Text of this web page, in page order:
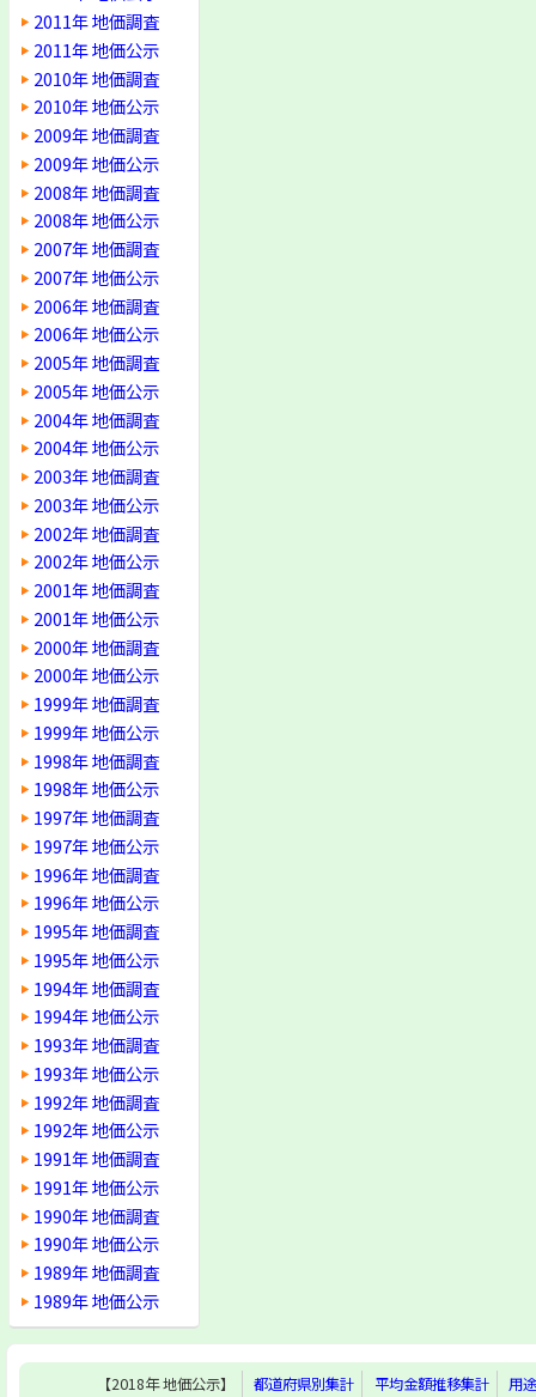
2011年 地価調査
2011年 地価公示
2010年 地価調査
2010年 地価公示
2009年 地価調査
2009年 地価公示
2008年 地価調査
2008年 地価公示
2007年 地価調査
2007年 地価公示
2006年 地価調査
2006年 地価公示
2005年 地価調査
2005年 地価公示
2004年 地価調査
2004年 地価公示
2003年 地価調査
2003年 地価公示
2002年 地価調査
2002年 地価公示
2001年 地価調査
2001年 地価公示
2000年 地価調査
2000年 地価公示
1999年 地価調査
1999年 地価公示
1998年 地価調査
1998年 地価公示
1997年 地価調査
1997年 地価公示
1996年 地価調査
1996年 地価公示
1995年 地価調査
1995年 地価公示
1994年 地価調査
1994年 地価公示
1993年 地価調査
1993年 地価公示
1992年 地価調査
1992年 地価公示
1991年 地価調査
1991年 地価公示
1990年 地価調査
1990年 地価公示
1989年 地価調査
1989年 地価公示
【2018年 地価公示】 都道府県別集計 平均金額推移集計 用